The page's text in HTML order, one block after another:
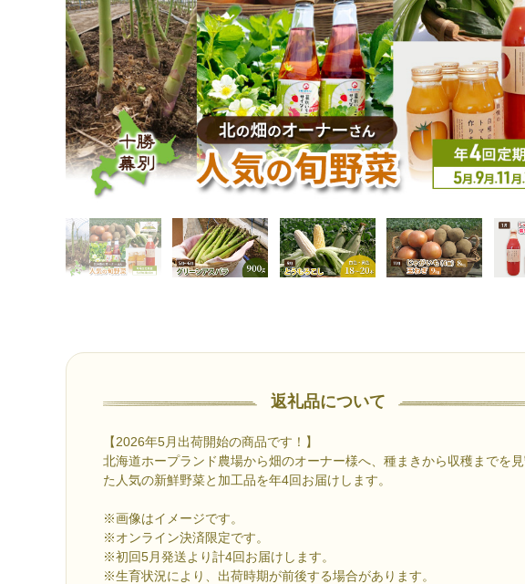
返礼品について
【2026年5月出荷開始の商品です！】
北海道ホープランド農場から畑のオーナー様へ、種まきから収穫までを
た人気の新鮮野菜と加工品を年4回お届けします。
※画像はイメージです。
※オンライン決済限定です。
※初回5月発送より計4回お届けします。
※生育状況により、出荷時期が前後する場合があります。